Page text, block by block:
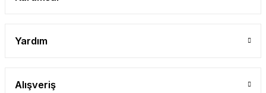
Yardım
Alışveriş